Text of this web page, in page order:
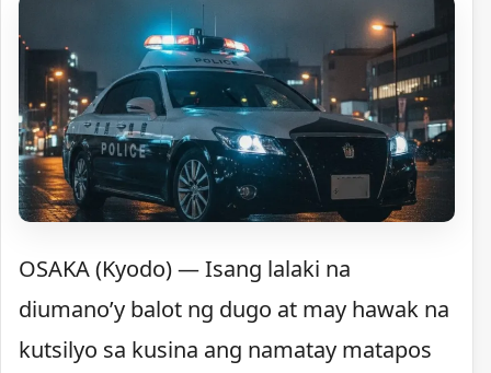
OSAKA (Kyodo) — Isang lalaki na
diumano’y balot ng dugo at may hawak na
kutsilyo sa kusina ang namatay matapos